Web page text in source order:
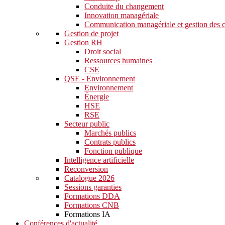
Conduite du changement
Innovation managériale
Communication managériale et gestion des
Gestion de projet
Gestion RH
Droit social
Ressources humaines
CSE
QSE - Environnement
Environnement
Énergie
HSE
RSE
Secteur public
Marchés publics
Contrats publics
Fonction publique
Intelligence artificielle
Reconversion
Catalogue 2026
Sessions garanties
Formations DDA
Formations CNB
Formations IA
Conférences d'actualité